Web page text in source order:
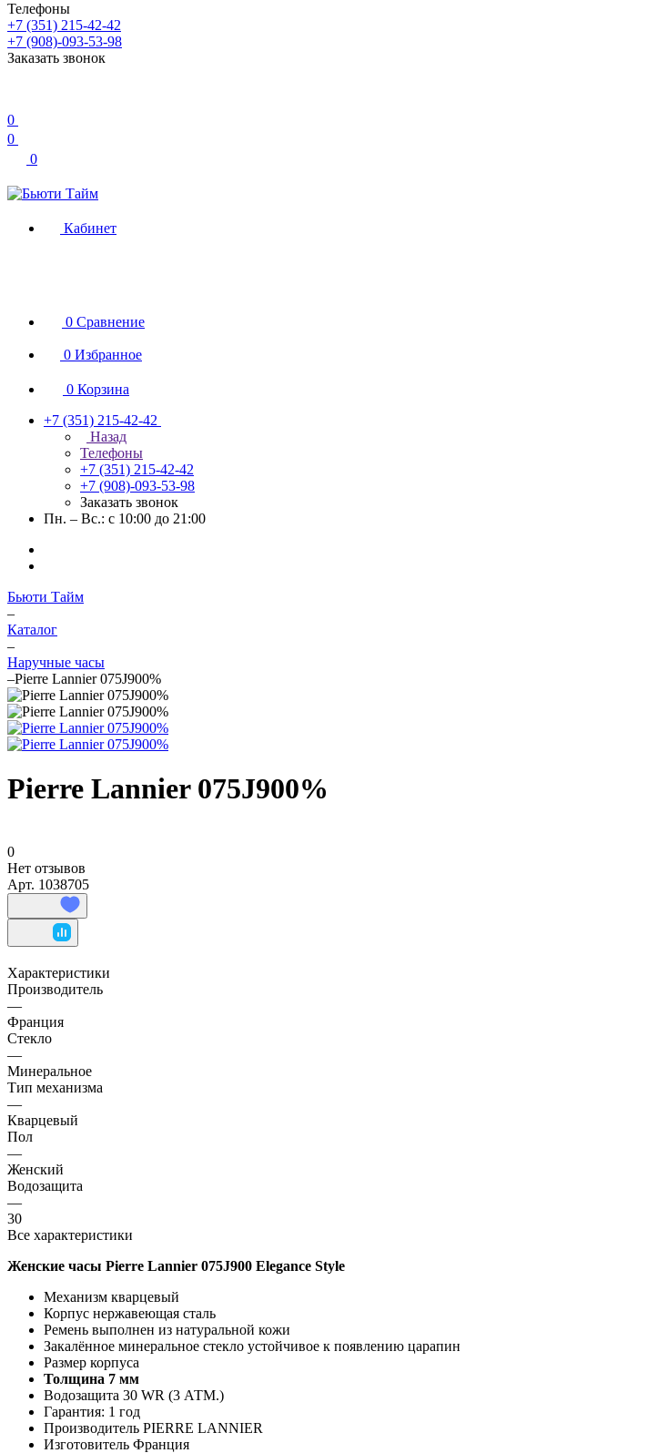
Телефоны
+7 (351) 215-42-42
+7 (908)-093-53-98
Заказать звонок
0
0
0
Кабинет
0 Сравнение
0 Избранное
0 Корзина
+7 (351) 215-42-42
Назад
Телефоны
+7 (351) 215-42-42
+7 (908)-093-53-98
Заказать звонок
Пн. – Вс.: с 10:00 до 21:00
Бьюти Тайм
–
Каталог
–
Наручные часы
–Pierre Lannier 075J900%
Pierre Lannier 075J900%
0
Нет отзывов
Арт. 1038705
Характеристики
Производитель
—
Франция
Стекло
—
Минеральное
Тип механизма
—
Кварцевый
Пол
—
Женский
Водозащита
—
30
Все характеристики
Женские часы Pierre Lannier 075J900 Elegance Style
Механизм кварцевый
Корпус нержавеющая сталь
Ремень выполнен из натуральной кожи
Закалённое минеральное стекло устойчивое к появлению царапин
Размер корпуса
Толщина 7 мм
Водозащита 30 WR (3 АТМ.)
Гарантия: 1 год
Производитель PIERRE LANNIER
Изготовитель Франция